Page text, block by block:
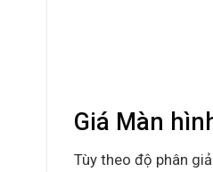
Giá Màn
Tùy theo độ phân